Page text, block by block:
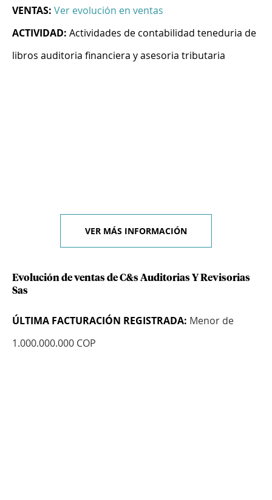
VENTAS: Ver evolución en ventas
ACTIVIDAD: Actividades de contabilidad teneduria de
libros auditoria financiera y asesoria tributaria
VER MÁS INFORMACIÓN
Evolución de ventas de C&s Auditorias Y Revisorias
Sas
ÚLTIMA FACTURACIÓN REGISTRADA: Menor de
1.000.000.000 COP